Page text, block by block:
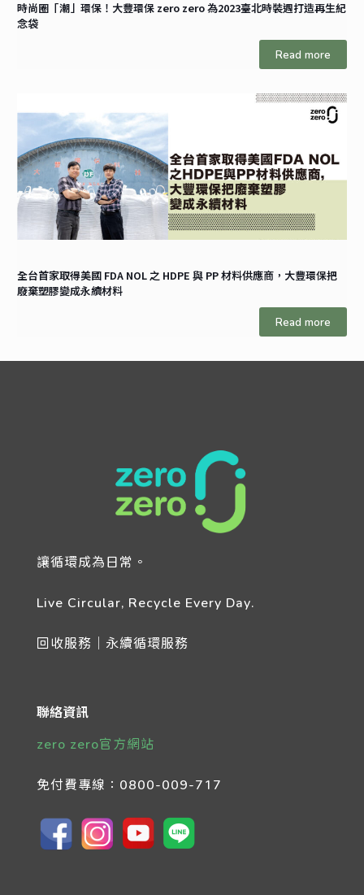
時尚圈「潮」環保！大豐環保 zero zero 為2023臺北時裝週打造再生紀
念袋
Read more
全台首家取得美國 FDA NOL 之 HDPE 與 PP 材料供應商，大豐環保把
廢棄塑膠變成永續材料
Read more
讓循環成為日常。
Live Circular, Recycle Every Day.
回收服務｜永續循環服務
聯絡資訊
zero zero官方網站
免付費專線： 0800-009-717